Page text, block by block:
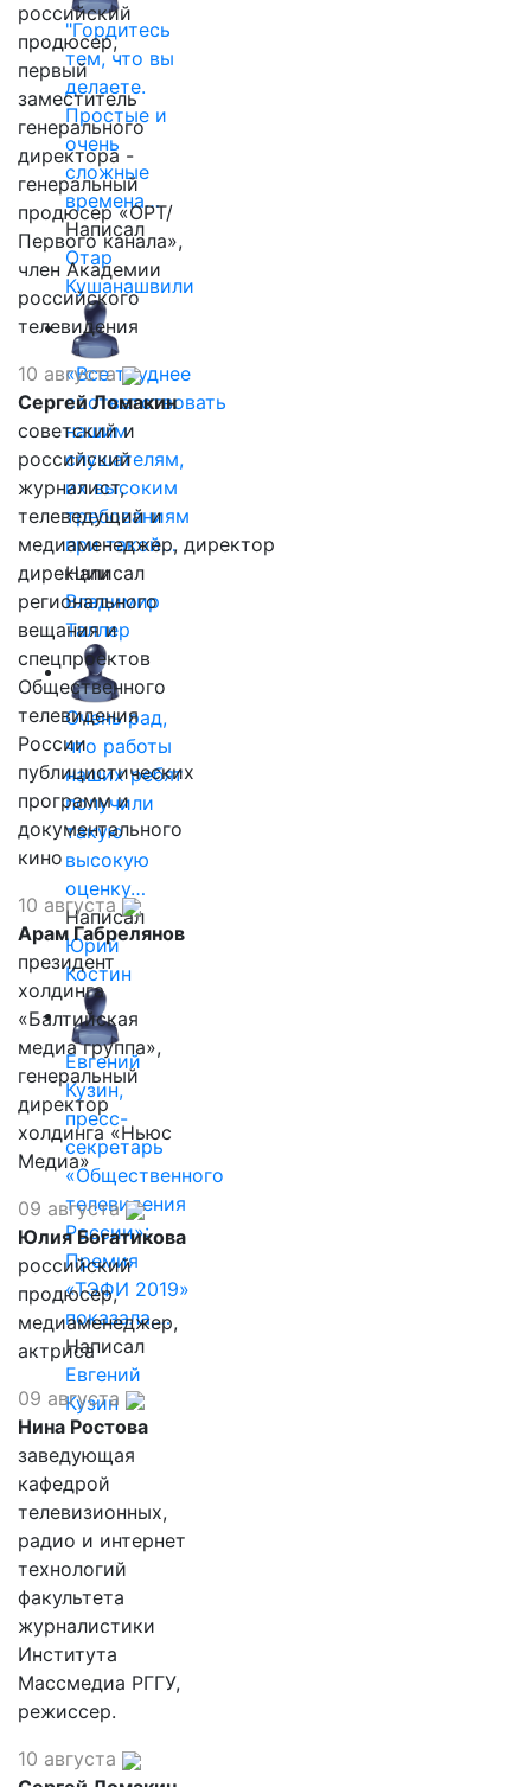
"Гордитесь
тем, что вы
делаете.
Простые и
очень
сложные
времена…
Написал
Отар
Кушанашвили
«Все труднее
соответствовать
нашим
слушателям,
их высоким
требованиям
при такой…
Написал
Владимир
Таллер
Очень рад,
что работы
наших ребят
получили
такую
высокую
оценку…
Написал
Юрий
Костин
Евгений
Кузин,
пресс-
секретарь
«Общественного
телевидения
России»:
Премия
«ТЭФИ 2019»
показала,…
Написал
Евгений
Кузин
российский
продюсер,
первый
заместитель
генерального
директора -
генеральный
продюсер «ОРТ/
Первого канала»,
член Академии
российского
телевидения
10 августа
Сергей Ломакин
советский и
российский
журналист,
телеведущий и
медиаменеджер, директор
дирекции
регионального
вещания и
спецпроектов
Общественного
телевидения
России
публицистических
программ и
документального
кино
10 августа
Арам Габрелянов
президент
холдинга
«Балтийская
медиа группа»,
генеральный
директор
холдинга «Ньюс
Медиа»
09 августа
Юлия Богатикова
российский
продюсер,
медиаменеджер,
актриса
09 августа
Нина Ростова
заведующая
кафедрой
телевизионных,
радио и интернет
технологий
факультета
журналистики
Института
Массмедиа РГГУ,
режиссер.
10 августа